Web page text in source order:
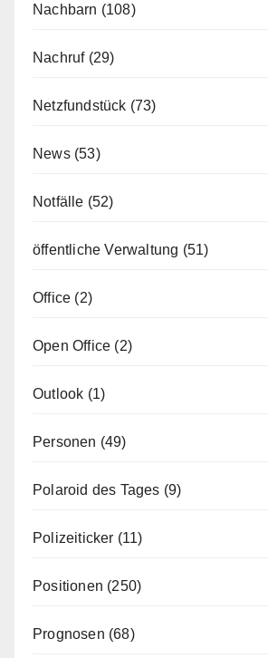
Nachbarn (108)
Nachruf(29)
Netzfundstück (73)
News(53)
Notfälle (52)
öffentliche Verwaltung (51)
Office (2)
Open Office (2)
Outlook (1)
Personen (49)
Polaroid des Tages (9)
Polizeiticker (11)
Positionen (250)
Prognosen (68)